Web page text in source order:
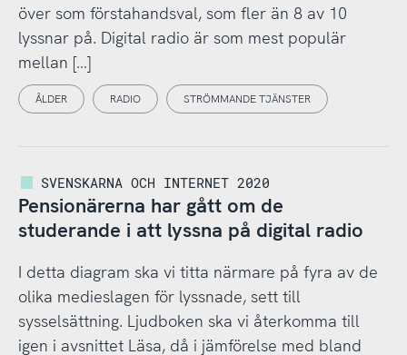
över som förstahandsval, som fler än 8 av 10
lyssnar på. Digital radio är som mest populär
mellan […]
ÅLDER RADIO STRÖMMANDE TJÄNSTER
SVENSKARNA OCH INTERNET 2020
Pensionärerna har gått om de
studerande i att lyssna på digital radio
I detta diagram ska vi titta närmare på fyra av de
olika medieslagen för lyssnade, sett till
sysselsättning. Ljudboken ska vi återkomma till
igen i avsnittet Läsa, då i jämförelse med bland